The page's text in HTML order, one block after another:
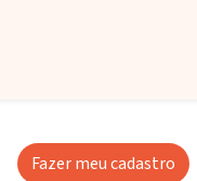
Fazer meu cadastro